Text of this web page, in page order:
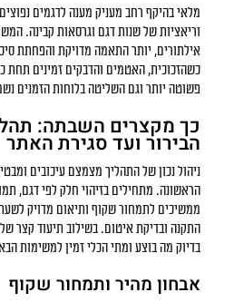
מלאי בהיקף רחב מעניק מענה לדגמים
וריאציות של שנות דגם וגרסאות קבינה.
אילתורים, יותר התאמה מדויקת והפחתת
כשהזכוכית, האטמים והדבקים זמינים תחת
פשוטה יותר וגם השליטה בלוחות הזמנים
כך מקצרים השבתה:
הבירור ועד סגירת האתר
ניהול נכון של התהליך מצמצם עיכובים
הראשונה. מתחילים בזיהוי חלק לפי דגם,
ממשיכים לתמחור שקוף ותיאום מדויק
התקנה ובדיקת איטום. בשילוב תיעוד קצר
בדיוק מה בוצע ומתי הכלי זמין למשימות
אבחון מהיר ותמחור שקוף